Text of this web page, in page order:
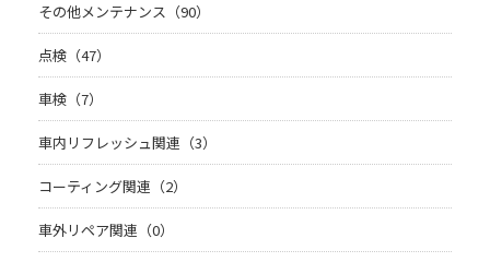
その他メンテナンス（90）
点検（47）
車検（7）
車内リフレッシュ関連（3）
コーティング関連（2）
車外リペア関連（0）